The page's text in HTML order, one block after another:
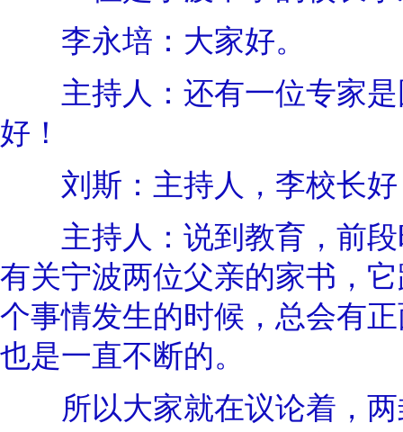
李永培：大家好。
主持人：还有一位专家是
好！
刘斯：主持人，李校长好
主持人：说到教育，前段
有关宁波两位父亲的家书，
个事情发生的时候，总会有
也是一直不断的。
所以大家就在议论着，两